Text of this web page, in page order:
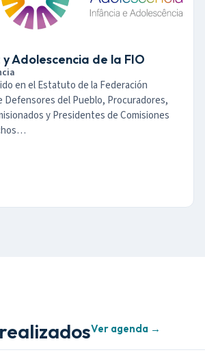
y Adolescencia de la FIO
en el Estatuto de la Federación
Defensores del Pueblo, Procuradores,
y Presidentes de Comisiones
Ver agenda →